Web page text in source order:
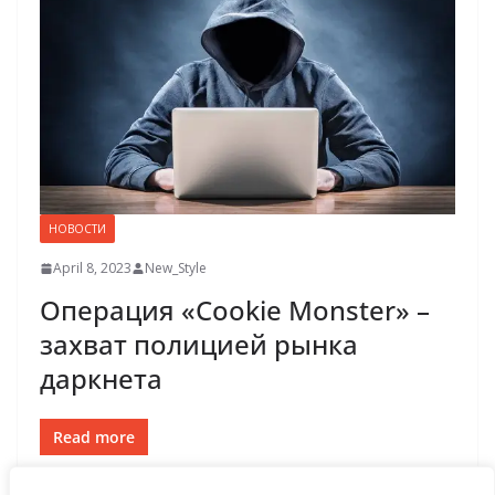
НОВОСТИ
April 8, 2023 New_Style
Операция «Cookie Monster» –
захват полицией рынка
даркнета
Read more